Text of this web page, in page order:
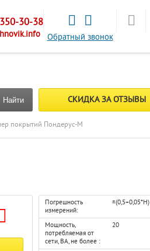
Обратный звонок
30-38
Найти СКИДКА ЗА ОТЗЫВЫ
покрытий Пондерус-М
Погрешность
измерений:
±(0,5+0,05*H)
Мощность,
потребляемая от
сети, ВА, не более :
20